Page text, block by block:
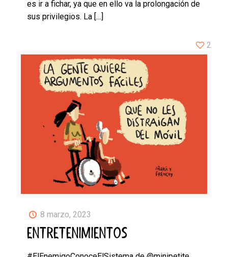
es ir a fichar, ya que en ello va la prolongación de
sus privilegios. La […]
8 marzo, 2023
ENTRETENIMIENTOS
2